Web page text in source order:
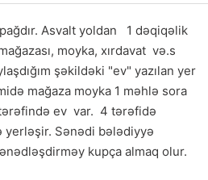
Asvalt yoldan   1 dəqiqəlik
moyka, xırdavat  və.s
şəkildəki "ev" yazılan yer
mağaza moyka 1 məhlə sora
ev  var.  4 tərəfidə
yerləşir. Sənədi bələdiyyə
kupça almaq olur.